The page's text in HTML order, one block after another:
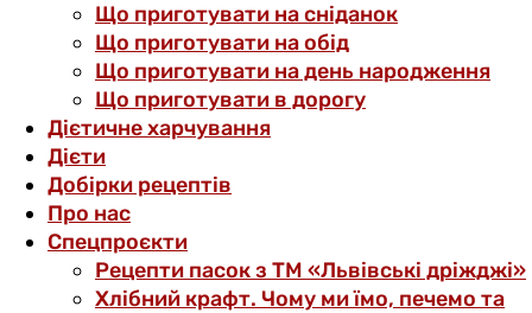
Що приготувати на сніданок
Що приготувати на обід
Що приготувати на день народження
Що приготувати в дорогу
Дієтичне харчування
Дієти
Добірки рецептів
Про нас
Спецпроєкти
Рецепти пасок з ТМ «Львівські дріжджі»
Хлібний крафт. Чому ми їмо, печемо та